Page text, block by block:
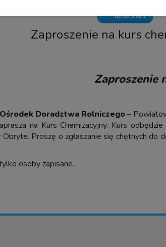
02.07.2021
Zaproszenie na kurs
Zaproszenie
Doradztwa Rolniczego–
na Kurs Chemizacyjny. Kurs odbędzie
Obryte. Proszę o zgłaszanie się chętnych
osoby zapisane.